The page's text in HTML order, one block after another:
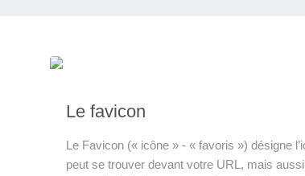
Le favicon
Le Favicon (« icône » - « favoris ») désigne
peut se trouver devant votre URL, mais